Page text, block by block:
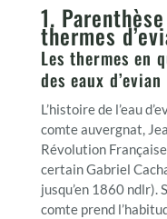
1.
thermes
Les thermes en
des eaux d’evian
L’histoire de l’eau
comte auvergnat,
Révolution
certain Gabriel
jusqu’en 1860 ndlr).
comte prend